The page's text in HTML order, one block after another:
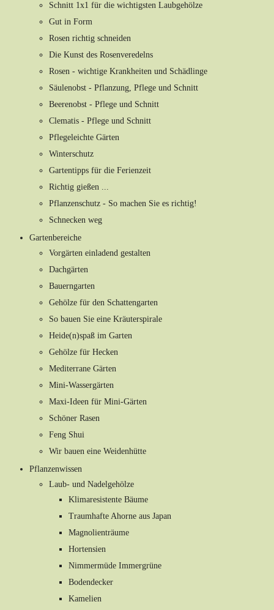
Schnitt 1x1 für die wichtigsten Laubgehölze
Gut in Form
Rosen richtig schneiden
Die Kunst des Rosenveredelns
Rosen - wichtige Krankheiten und Schädlinge
Säulenobst - Pflanzung, Pflege und Schnitt
Beerenobst - Pflege und Schnitt
Clematis - Pflege und Schnitt
Pflegeleichte Gärten
Winterschutz
Gartentipps für die Ferienzeit
Richtig gießen ...
Pflanzenschutz - So machen Sie es richtig!
Schnecken weg
Gartenbereiche
Vorgärten einladend gestalten
Dachgärten
Bauerngarten
Gehölze für den Schattengarten
So bauen Sie eine Kräuterspirale
Heide(n)spaß im Garten
Gehölze für Hecken
Mediterrane Gärten
Mini-Wassergärten
Maxi-Ideen für Mini-Gärten
Schöner Rasen
Feng Shui
Wir bauen eine Weidenhütte
Pflanzenwissen
Laub- und Nadelgehölze
Klimaresistente Bäume
Traumhafte Ahorne aus Japan
Magnolienträume
Hortensien
Nimmermüde Immergrüne
Bodendecker
Kamelien